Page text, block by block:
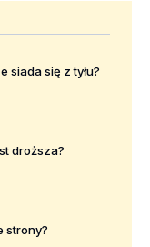
siada się z tyłu?
droższa?
strony?